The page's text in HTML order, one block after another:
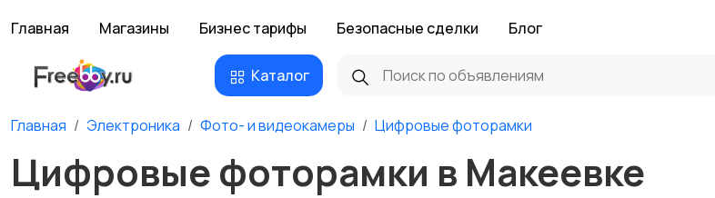
Главная Магазины Бизнес тарифы Безопасные сделки Блог
Каталог
Главная Электроника Фото- и видеокамеры Цифровые фоторамки
Цифровые фоторамки в Макеевке